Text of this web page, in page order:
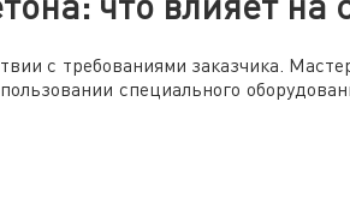
с требованиями заказчика.
специального